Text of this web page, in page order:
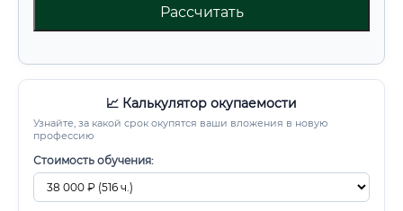
Рассчитать
📈 Калькулятор окупаемости
Узнайте, за какой срок окупятся ваши вложения в новую
профессию
Стоимость обучения: